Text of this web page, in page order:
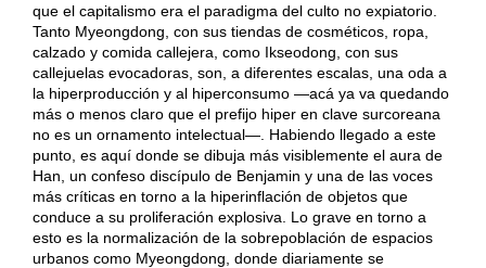
que el capitalismo era el paradigma del culto no expiatorio.
Tanto Myeongdong, con sus tiendas de cosméticos, ropa,
calzado y comida callejera, como Ikseodong, con sus
callejuelas evocadoras, son, a diferentes escalas, una oda a
la hiperproducción y al hiperconsumo —acá ya va quedando
más o menos claro que el prefijo hiper en clave surcoreana
no es un ornamento intelectual—. Habiendo llegado a este
punto, es aquí donde se dibuja más visiblemente el aura de
Han, un confeso discípulo de Benjamin y una de las voces
más críticas en torno a la hiperinflación de objetos que
conduce a su proliferación explosiva. Lo grave en torno a
esto es la normalización de la sobrepoblación de espacios
urbanos como Myeongdong, donde diariamente se